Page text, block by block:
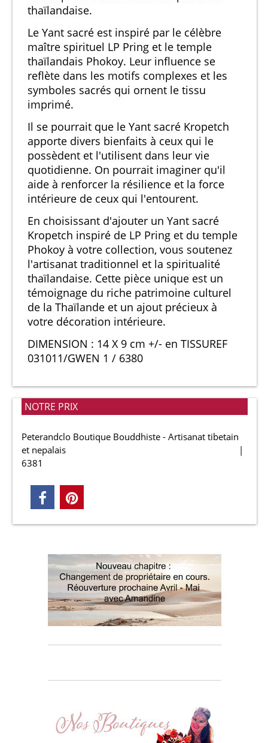
thaïlandaise.
Le Yant sacré est inspiré par le célèbre
maître spirituel LP Pring et le temple
thaïlandais Phokoy. Leur influence se
reflète dans les motifs complexes et les
symboles sacrés qui ornent le tissu
imprimé.
Il se pourrait que le Yant sacré Kropetch
apporte divers bienfaits à ceux qui le
possèdent et l'utilisent dans leur vie
quotidienne. On pourrait imaginer qu'il
aide à renforcer la résilience et la force
intérieure de ceux qui l'entourent.
En choisissant d'ajouter un Yant sacré
Kropetch inspiré de LP Pring et du temple
Phokoy à votre collection, vous soutenez
l'artisanat traditionnel et la spiritualité
thaïlandaise. Cette pièce unique est un
témoignage du riche patrimoine culturel
de la Thaïlande et un ajout précieux à
votre décoration intérieure.
DIMENSION : 14 X 9 cm +/- en TISSUREF
031011/GWEN 1 / 6380
NOTRE PRIX
Peterandclo Boutique Bouddhiste - Artisanat tibetain
et nepalais
6381